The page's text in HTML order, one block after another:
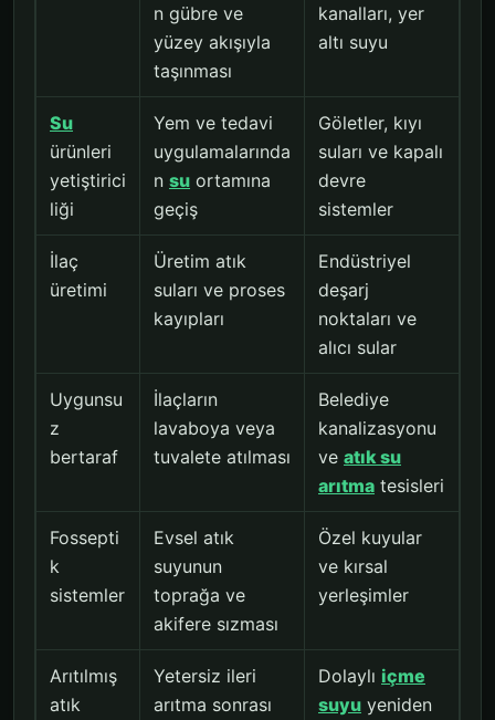
n gübre ve
yüzey akışıyla
taşınması
kanalları, yer
altı suyu
Su
ürünleri
yetiştirici
liği
Yem ve tedavi
uygulamalarında
n su ortamına
geçiş
Göletler, kıyı
suları ve kapalı
devre
sistemler
İlaç
üretimi
Üretim atık
suları ve proses
kayıpları
Endüstriyel
deşarj
noktaları ve
alıcı sular
Uygunsu
z
bertaraf
İlaçların
lavaboya veya
tuvalete atılması
Belediye
kanalizasyonu
ve atık su
arıtma tesisleri
Fossepti
k
sistemler
Evsel atık
suyunun
toprağa ve
akifere sızması
Özel kuyular
ve kırsal
yerleşimler
Arıtılmış
atık
Yetersiz ileri
arıtma sonrası
Dolaylı içme
suyu yeniden